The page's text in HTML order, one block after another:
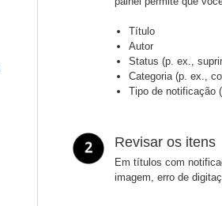
Título
Autor
Status (p. ex.,
Categoria (p. ex.,
Tipo de notificação
Revisar os itens
Em títulos com
imagem, erro de